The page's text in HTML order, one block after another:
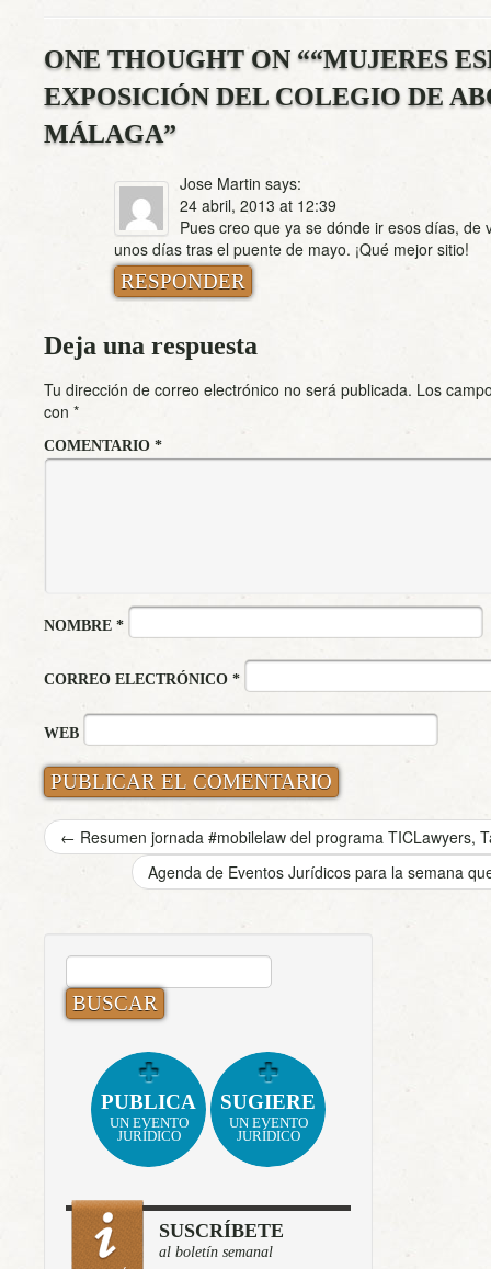
ONE THOUGHT ON ““MUJERES
EXPOSICIÓN DEL COLEGIO DE
MÁLAGA”
Jose Martin says:
24 abril, 2013 at 12:39
Pues creo que ya se dónde ir esos días,
unos días tras el puente de mayo. ¡Qué mejor sitio!
RESPONDER
Deja una respuesta
Tu dirección de correo electrónico no será publicada. Los
con *
COMENTARIO *
NOMBRE *
CORREO ELECTRÓNICO *
WEB
← Resumen jornada #mobilelaw del programa TICLawyers,
Agenda de Eventos Jurídicos para la semana
BUSCAR:
PUBLICA
UN EVENTO
JURÍDICO
SUGIERE
UN EVENTO
JURÍDICO
SUSCRÍBETE
al boletín semanal